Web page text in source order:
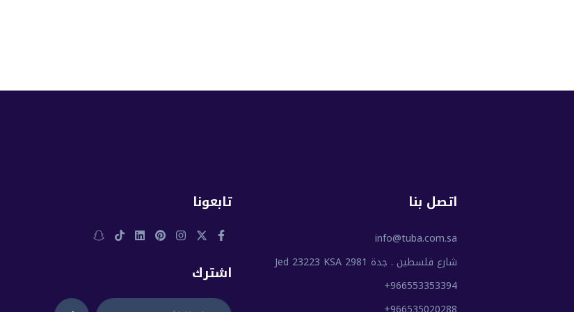
اتصل بنا
info@tuba.com.sa
شارع فلسطين . جدة 2981 Jed 23223 KSA
+966553353394
تابعونا
اشترك